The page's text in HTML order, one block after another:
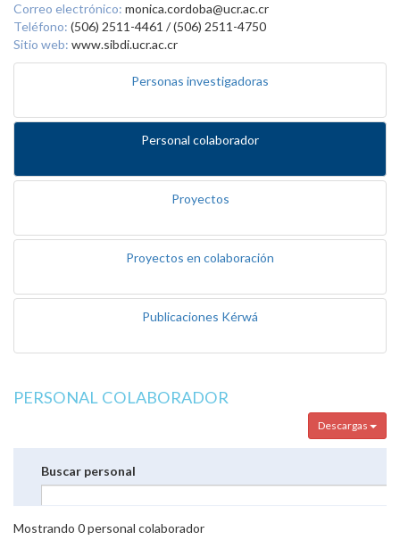
Correo electrónico: monica.cordoba@ucr.ac.cr
Teléfono: (506) 2511-4461 / (506) 2511-4750
Sitio web: www.sibdi.ucr.ac.cr
Personas investigadoras
Personal colaborador
Proyectos
Proyectos en colaboración
Publicaciones Kérwá
PERSONAL COLABORADOR
Descargas
Buscar personal
Mostrando 0personal colaborador